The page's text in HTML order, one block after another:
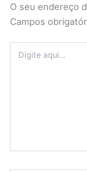
O seu endereço
Campos
aqui...